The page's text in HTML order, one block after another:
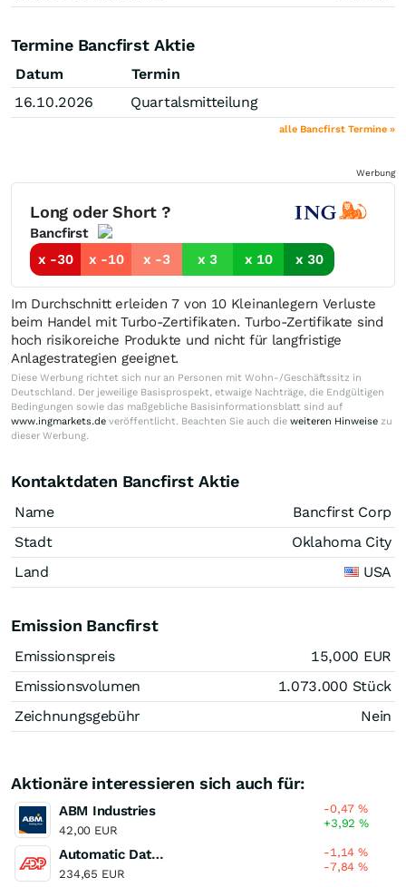
Termine Bancfirst Aktie
Datum
Termin
16.10.2026
Quartalsmitteilung
alle Bancfirst Termine »
Werbung
Long oder Short ?
Bancfirst
x -30
x -10 x -3 x 3 x 10 x 30
Im Durchschnitt erleiden 7 von 10 Kleinanlegern Verluste
beim Handel mit Turbo-Zertifikaten. Turbo-Zertifikate sind
hoch risikoreiche Produkte und nicht für langfristige
Anlagestrategien geeignet.
Diese Werbung richtet sich nur an Personen mit Wohn-/Geschäftssitz in
Deutschland. Der jeweilige Basisprospekt, etwaige Nachträge, die Endgültigen
Bedingungen sowie das maßgebliche Basisinformationsblatt sind auf
www.ingmarkets.de veröffentlicht. Beachten Sie auch die weiteren Hinweise zu
dieser Werbung.
Kontaktdaten Bancfirst Aktie
Name
Bancfirst Corp
Stadt
Oklahoma City
Land
USA
Emission Bancfirst
Emissionspreis 15,000 EUR
Emissionsvolumen
1.073.000 Stück
Zeichnungsgebühr
Nein
Aktionäre interessieren sich auch für:
ABM Industries
42,00 EUR
-0,47%
+3,92%
Automatic Data Processing
234,65 EUR
-1,14%
-7,84%